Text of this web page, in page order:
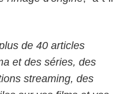
de 40 articles
et des séries, des
streaming, des